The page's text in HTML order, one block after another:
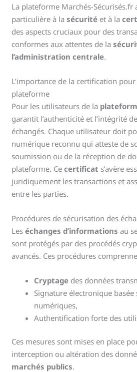
La plateforme Marchés-
particulière à lasécurité et à la
des aspects cruciaux pour des
conformes aux attentes de la
l’administration centrale.
L’importance de la certification
plateforme
Pour les utilisateurs de la
garantit l’authenticité et l’intégrité
échangés. Chaque utilisateur doit
numérique reconnu qui atteste de
soumission ou de la réception de
plateforme. Cecertificat s’avère
juridiquement les transactions et
entre les parties.
Procédures de sécurisation des
Leséchanges d’informations au
sont protégés par des procédés
avancés. Ces procédures
Cryptage des données
Signature électronique
numériques,
Authentification forte des
Ces mesures sont mises en place
interception ou altération des
marchés publics.